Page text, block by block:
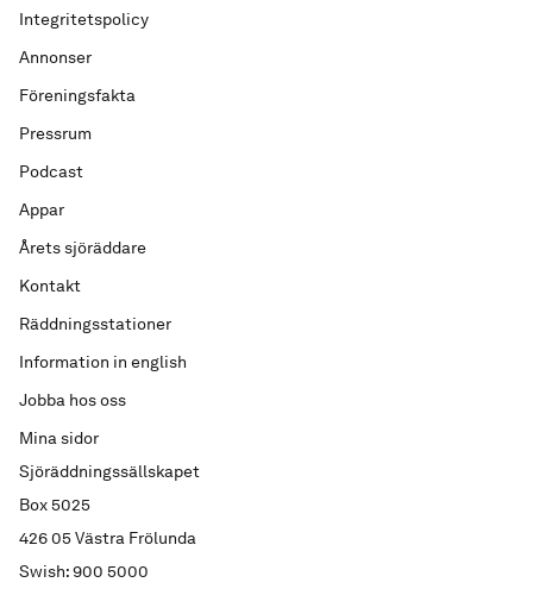
Sjöräddningssällskapet
Box 5025
426 05 Västra Frölunda
Swish: 900 5000
Integritetspolicy
Annonser
Föreningsfakta
Pressrum
Podcast
Appar
Årets sjöräddare
Kontakt
Räddningsstationer
Information in english
Jobba hos oss
Mina sidor